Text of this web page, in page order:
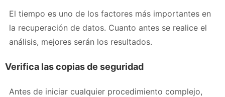
El tiempo es uno de los factores más importantes en
la recuperación de datos. Cuanto antes se realice el
análisis, mejores serán los resultados.
Verifica las copias de seguridad
Antes de iniciar cualquier procedimiento complejo,